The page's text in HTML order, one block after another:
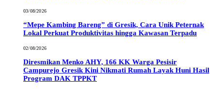
03/08/2026
“Mepe Kambing Bareng” di Gresik, Cara Unik Peternak
Lokal Perkuat Produktivitas hingga Kawasan Terpadu
02/08/2026
Diresmikan Menko AHY, 166 KK Warga Pesisir
Campurejo Gresik Kini Nikmati Rumah Layak Huni Hasil
Program DAK TPPKT